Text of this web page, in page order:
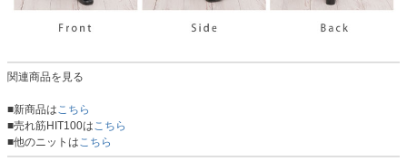
関連商品を見る
■新商品はこちら
■売れ筋HIT100はこちら
■他のニットはこちら